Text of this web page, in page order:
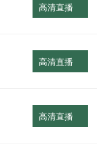
高清直播
高清直播
高清直播